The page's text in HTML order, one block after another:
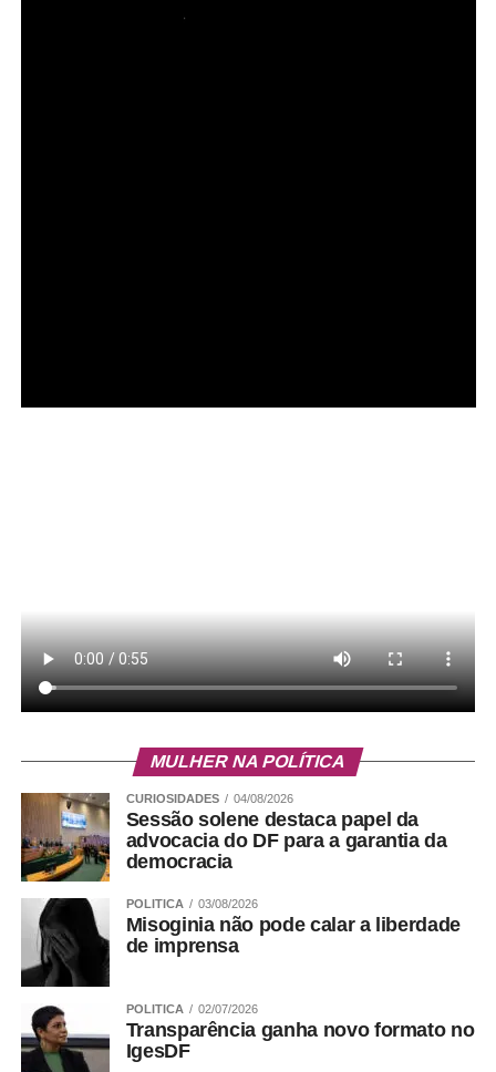
MULHER NA POLÍTICA
CURIOSIDADES 04/08/2026
Sessão solene destaca papel da
advocacia do DF para a garantia da
democracia
POLITICA 03/08/2026
Misoginia não pode calar a liberdade
de imprensa
POLITICA 02/07/2026
Transparência ganha novo formato no
IgesDF